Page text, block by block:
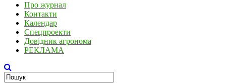
Про журнал
Контакти
Календар
Спецпроекти
Довідник агронома
РЕКЛАМА